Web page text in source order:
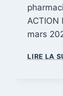
ACTION
mars
LIRE LA